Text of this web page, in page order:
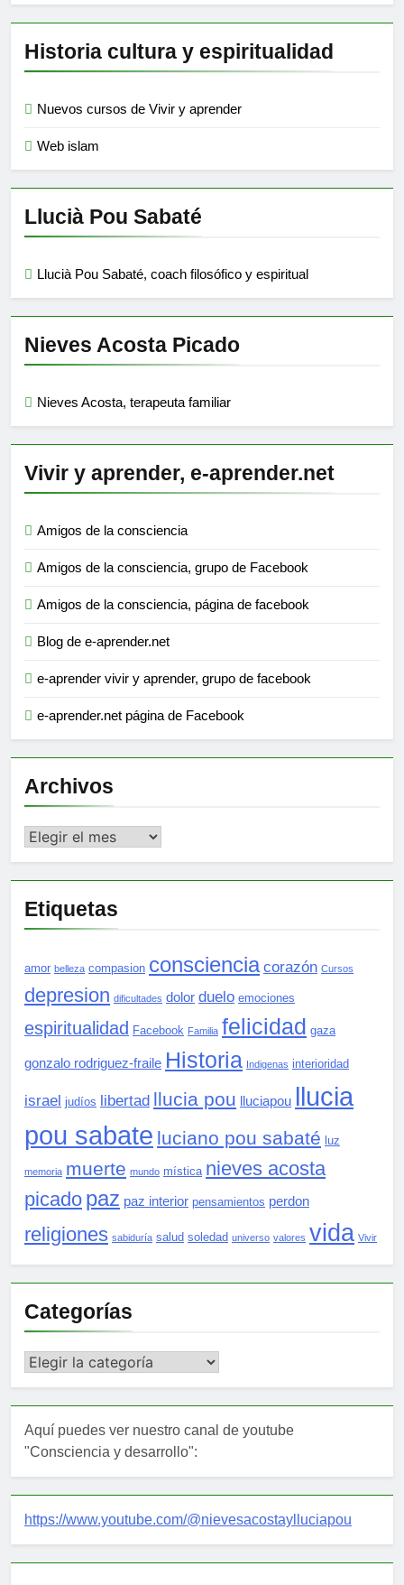
Historia cultura y espiritualidad
Nuevos cursos de Vivir y aprender
Web islam
Llucià Pou Sabaté
Llucià Pou Sabaté, coach filosófico y espiritual
Nieves Acosta Picado
Nieves Acosta, terapeuta familiar
Vivir y aprender, e-aprender.net
Amigos de la consciencia
Amigos de la consciencia, grupo de Facebook
Amigos de la consciencia, página de facebook
Blog de e-aprender.net
e-aprender vivir y aprender, grupo de facebook
e-aprender.net página de Facebook
Archivos
Archivos
Etiquetas
amor belleza compasion consciencia corazón Cursos
depresion dificultades dolor duelo emociones
espiritualidad Facebook Familia felicidad gaza
gonzalo rodriguez-fraile Historia Indigenas interioridad
israel judíos libertad llucia pou lluciapou llucia
pou sabate luciano pou sabaté luz
memoria muerte mundo mística nieves acosta
picado paz paz interior pensamientos perdon
religiones sabiduría salud soledad universo valores vida Vivir
Categorías
Categorías
Aquí puedes ver nuestro canal de youtube
"Consciencia y desarrollo":
https://www.youtube.com/@nievesacostaylluciapou